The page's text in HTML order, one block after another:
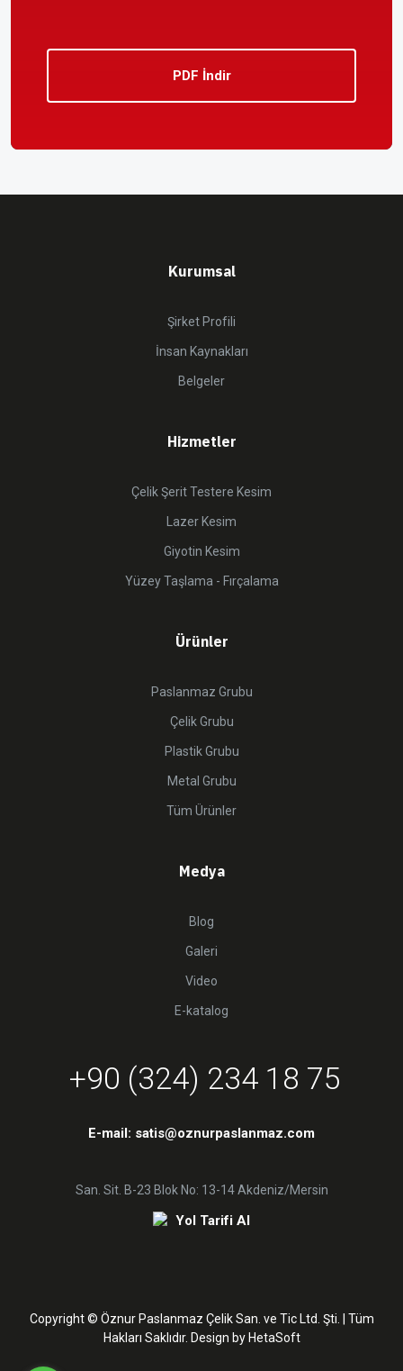
PDF İndir
Kurumsal
Şirket Profili
İnsan Kaynakları
Belgeler
Hizmetler
Çelik Şerit Testere Kesim
Lazer Kesim
Giyotin Kesim
Yüzey Taşlama - Fırçalama
Ürünler
Paslanmaz Grubu
Çelik Grubu
Plastik Grubu
Metal Grubu
Tüm Ürünler
Medya
Blog
Galeri
Video
E-katalog
+90 (324) 234 18 75
E-mail: satis@oznurpaslanmaz.com
San. Sit. B-23 Blok No: 13-14 Akdeniz/Mersin
Yol Tarifi Al
Copyright © Öznur Paslanmaz Çelik San. ve Tic Ltd. Şti. | Tüm
Hakları Saklıdır. Design by HetaSoft